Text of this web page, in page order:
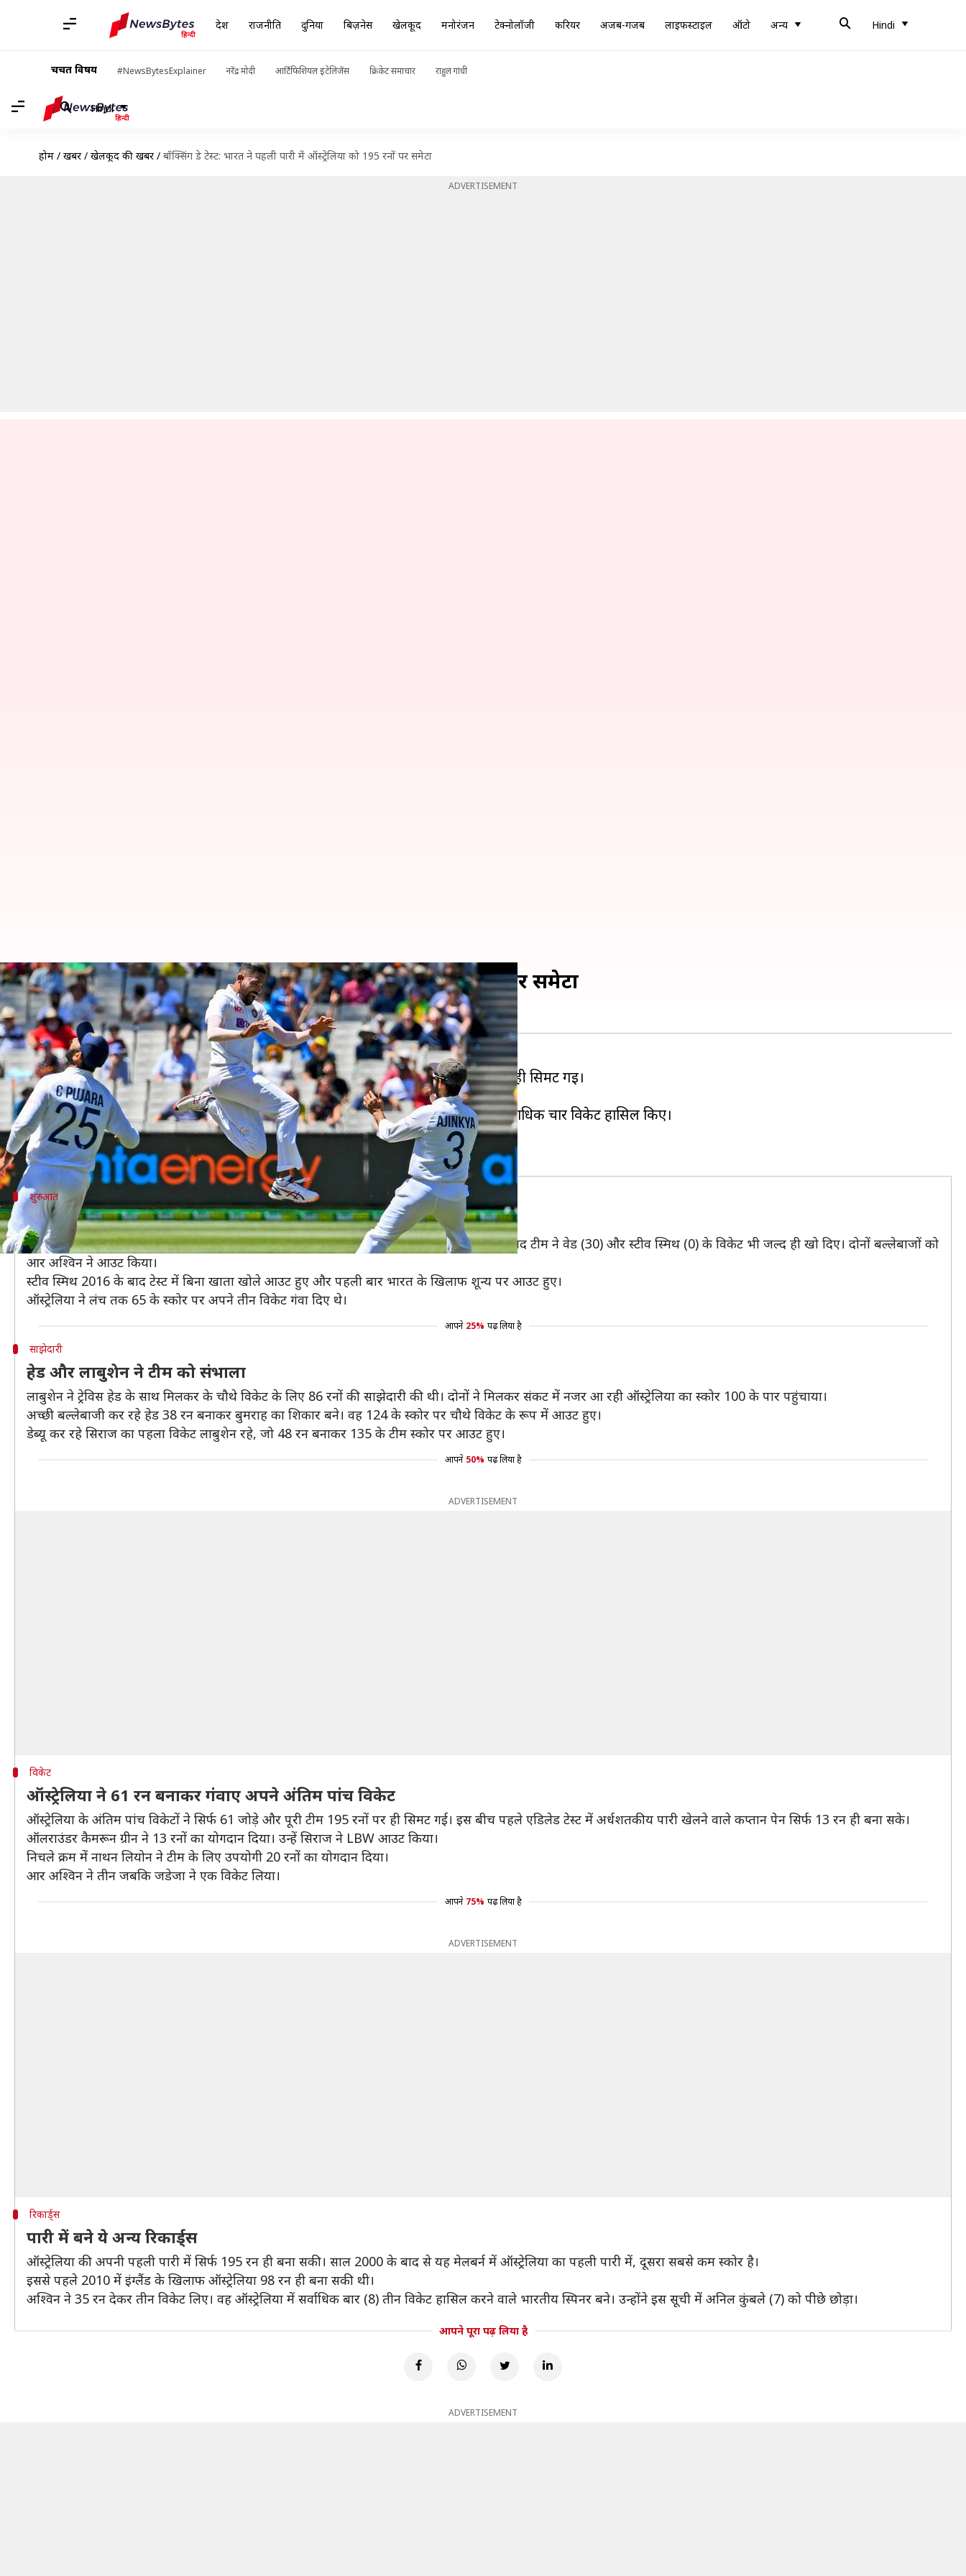
देश राजनीति दुनिया बिज़नेस खेलकूद मनोरंजन टेक्नोलॉजी करियर अजब-गजब लाइफस्टाइल ऑटो अन्य Hindi
चर्चित विषय #NewsBytesExplainer नरेंद्र मोदी आर्टिफिशियल इंटेलिजेंस क्रिकेट समाचार राहुल गांधी
Hindi
होम / खबरें / खेलकूद की खबरें / बॉक्सिंग डे टेस्ट: भारत ने पहली पारी में ऑस्ट्रेलिया को 195 रनों पर समेटा
ADVERTISEMENT
बॉक्सिंग डे टेस्ट: भारत ने पहली पारी में ऑस्ट्रेलिया को 195 रनों पर समेटा
लेखन अंकित पसबोला Dec 26, 2020 11:56 am
क्या है खबर?
मेलबर्न में खेले जा रहे बॉक्सिंग डे टेस्ट के पहले दिन ऑस्ट्रेलिया की टीम पहली पारी में 195 रनों पर ही सिमट गई।
भारतीय गेंदबाजों ने ऑस्ट्रेलियाई बल्लेबाजों से कठिन सवाल पूछे।
ऑस्ट्रेलिया की तरफ से मार्नस लाबुशेन ने सर्वाधिक 48 रन बनाए, दूसरी तरफ जसप्रीत बुमराह ने सर्वाधिक चार विकेट हासिल किए।
टेस्ट डेब्यू करने वाले मोहम्मद सिराज ने भी दो विकेट झटके।
शुरुआत
शुरुआत से ही दबाव में दिखी ऑस्ट्रेलियाई टीम
बुमराह ने नई गेंद से सलामी बल्लेबाज जो बर्न्स (0) को 10 के टीम स्कोर पर पवेलियन भेज दिया। इसके बाद टीम ने वेड (30) और स्टीव स्मिथ (0) के विकेट भी जल्द ही खो दिए। दोनों बल्लेबाजों को
आर अश्विन ने आउट किया।
स्टीव स्मिथ 2016 के बाद टेस्ट में बिना खाता खोले आउट हुए और पहली बार भारत के खिलाफ शून्य पर आउट हुए।
ऑस्ट्रेलिया ने लंच तक 65 के स्कोर पर अपने तीन विकेट गंवा दिए थे।
आपने 25% पढ़ लिया है
साझेदारी
हेड और लाबुशेन ने टीम को संभाला
लाबुशेन ने ट्रेविस हेड के साथ मिलकर के चौथे विकेट के लिए 86 रनों की साझेदारी की थी। दोनों ने मिलकर संकट में नजर आ रही ऑस्ट्रेलिया का स्कोर 100 के पार पहुंचाया।
अच्छी बल्लेबाजी कर रहे हेड 38 रन बनाकर बुमराह का शिकार बने। वह 124 के स्कोर पर चौथे विकेट के रूप में आउट हुए।
डेब्यू कर रहे सिराज का पहला विकेट लाबुशेन रहे, जो 48 रन बनाकर 135 के टीम स्कोर पर आउट हुए।
आपने 50% पढ़ लिया है
ADVERTISEMENT
विकेट
ऑस्ट्रेलिया ने 61 रन बनाकर गंवाए अपने अंतिम पांच विकेट
ऑस्ट्रेलिया के अंतिम पांच विकेटों ने सिर्फ 61 जोड़े और पूरी टीम 195 रनों पर ही सिमट गई। इस बीच पहले एडिलेड टेस्ट में अर्धशतकीय पारी खेलने वाले कप्तान पेन सिर्फ 13 रन ही बना सके।
ऑलराउंडर कैमरून ग्रीन ने 13 रनों का योगदान दिया। उन्हें सिराज ने LBW आउट किया।
निचले क्रम में नाथन लियोन ने टीम के लिए उपयोगी 20 रनों का योगदान दिया।
आर अश्विन ने तीन जबकि जडेजा ने एक विकेट लिया।
आपने 75% पढ़ लिया है
ADVERTISEMENT
रिकार्ड्स
पारी में बने ये अन्य रिकार्ड्स
ऑस्ट्रेलिया की अपनी पहली पारी में सिर्फ 195 रन ही बना सकी। साल 2000 के बाद से यह मेलबर्न में ऑस्ट्रेलिया का पहली पारी में, दूसरा सबसे कम स्कोर है।
इससे पहले 2010 में इंग्लैंड के खिलाफ ऑस्ट्रेलिया 98 रन ही बना सकी थी।
अश्विन ने 35 रन देकर तीन विकेट लिए। वह ऑस्ट्रेलिया में सर्वाधिक बार (8) तीन विकेट हासिल करने वाले भारतीय स्पिनर बने। उन्होंने इस सूची में अनिल कुंबले (7) को पीछे छोड़ा।
आपने पूरा पढ़ लिया है
ADVERTISEMENT